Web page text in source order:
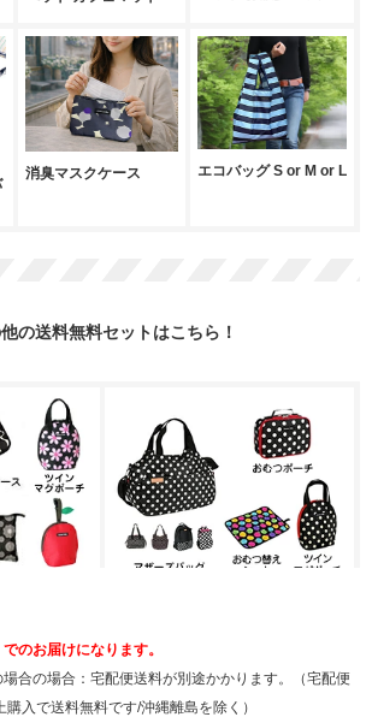
のお届けになります。
合の場合：宅配便送料が別途かかります。（宅配便
入で送料無料です/沖縄離島を除く）